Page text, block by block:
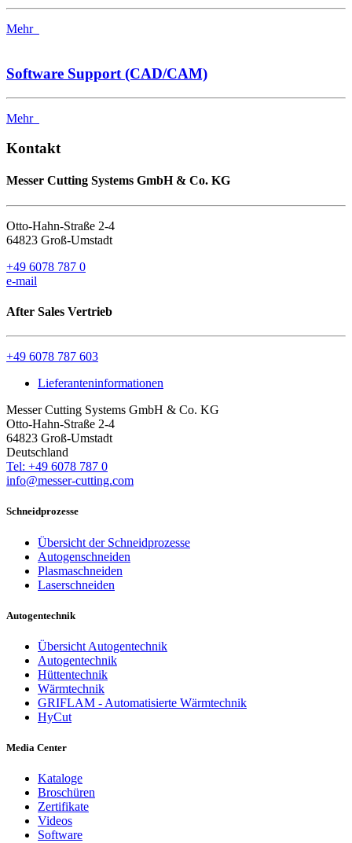
Mehr
Software Support (CAD/CAM)
Mehr
Kontakt
Messer Cutting Systems GmbH & Co. KG
Otto-Hahn-Straße 2-4
64823 Groß-Umstadt
+49 6078 787 0
e-mail
After Sales Vertrieb
+49 6078 787 603
Lieferanteninformationen
Messer Cutting Systems GmbH & Co. KG
Otto-Hahn-Straße 2-4
64823 Groß-Umstadt
Deutschland
Tel: +49 6078 787 0
info@messer-cutting.com
Schneidprozesse
Übersicht der Schneidprozesse
Autogenschneiden
Plasmaschneiden
Laserschneiden
Autogentechnik
Übersicht Autogentechnik
Autogentechnik
Hüttentechnik
Wärmtechnik
GRIFLAM - Automatisierte Wärmtechnik
HyCut
Media Center
Kataloge
Broschüren
Zertifikate
Videos
Software